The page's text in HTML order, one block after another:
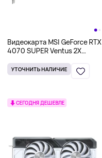
Видеокарта MSI GeForce RTX
4070 SUPER Ventus 2X
GDDR6X
УТОЧНИТЬ НАЛИЧИЕ
СЕГОДНЯ ДЕШЕВЛЕ